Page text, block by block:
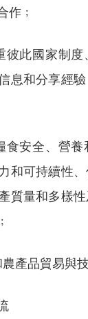
作﹔
彼此國家制度
息和分享經
食安全、營養
和可持續性
質量和多樣
產品貿易與技